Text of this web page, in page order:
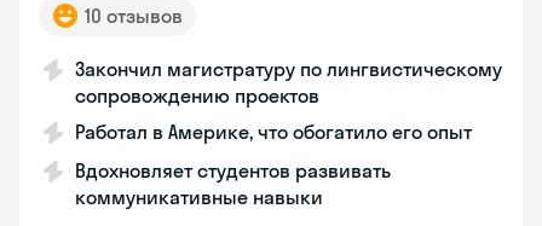
10 отзывов
Закончил магистратуру по лингвистическому
сопровождению проектов
Работал в Америке, что обогатило его опыт
Вдохновляет студентов развивать
коммуникативные навыки